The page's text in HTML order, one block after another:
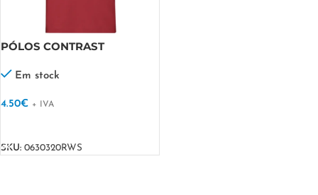
PÓLOS CONTRAST
Em stock
4.50€ + IVA
SKU: 0630320RWS